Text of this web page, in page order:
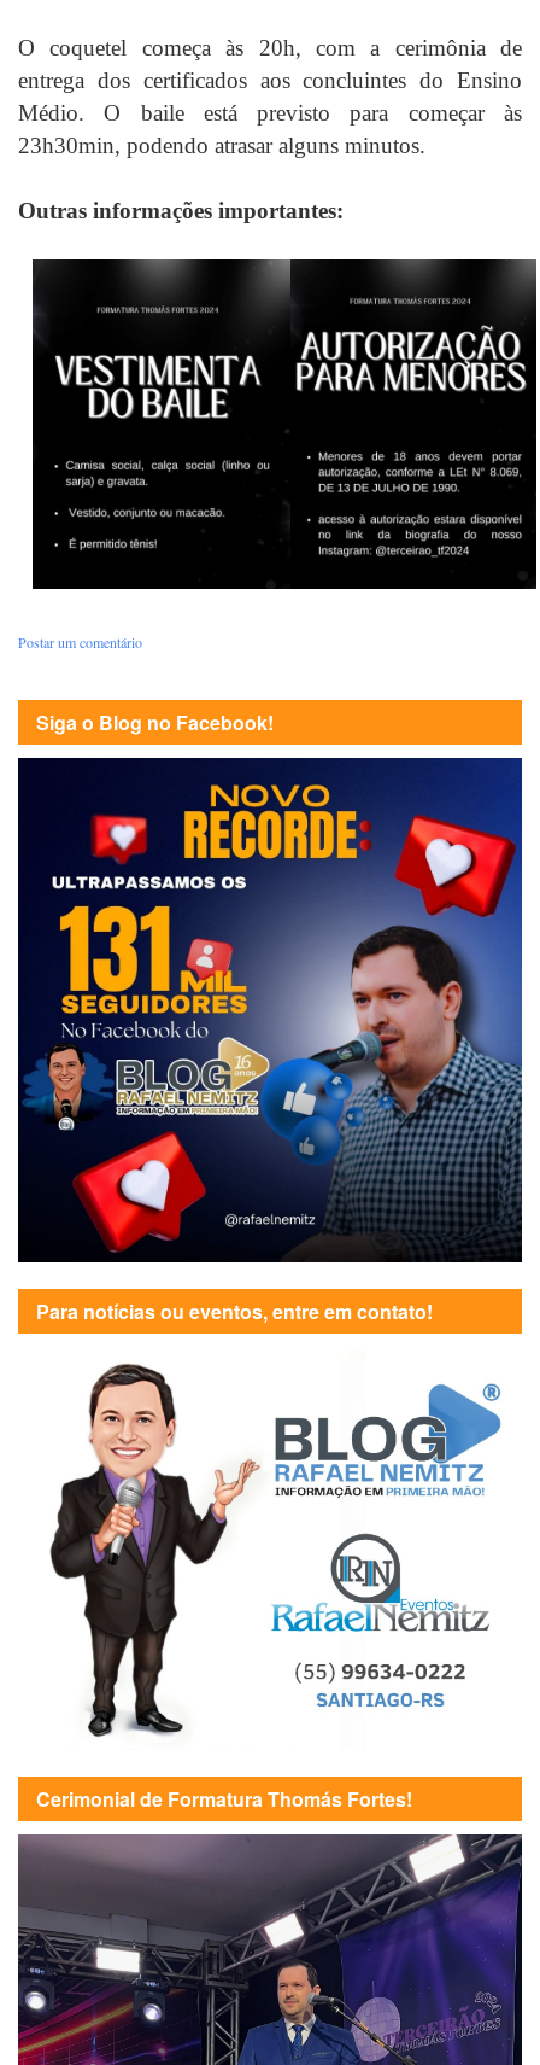
O coquetel começa às 20h, com a cerimônia de
entrega dos certificados aos concluintes do Ensino
Médio. O baile está previsto para começar às
23h30min, podendo atrasar alguns minutos.
Outras informações importantes:
Postar um comentário
Siga o Blog no Facebook!
Para notícias ou eventos, entre em contato!
Cerimonial de Formatura Thomás Fortes!